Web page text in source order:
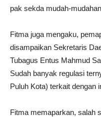
pak sekda mudah-
Fitma juga mengaku,
disampaikan Sekretaris
Tubagus Entus Mahmud
Sudah banyak regulasi
Puluh Kota) terkait dengan
Fitma memaparkan, salah